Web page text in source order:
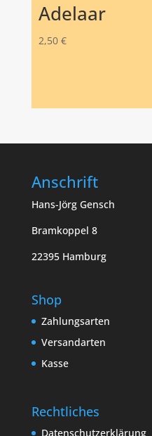
Adelaar
2,50 €
Anschrift
Hans-Jörg Gensch
Bramkoppel 8
22395 Hamburg
Shop
Zahlungsarten
Versandarten
Kasse
Rechtliches
Datenschutzerklärung